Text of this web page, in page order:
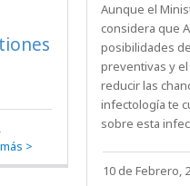
>
Aunque el
considera que
posibilidades
preventivas y
reducir las
infectología te
sobre esta
10 de Febrero,